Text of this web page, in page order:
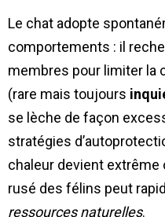
Le chat adopte
comportements : il
membres pour limiter la
(rare mais toujours
se lèche de façon
stratégies
chaleur devient extrême
rusé des félins peut
ressources naturelles.